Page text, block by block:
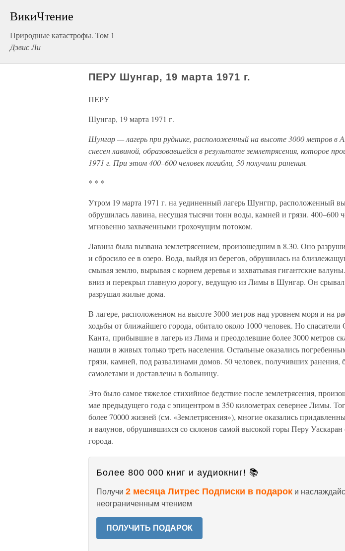
ВикиЧтение
Природные катастрофы. Том 1
Дэвис Ли
ПЕРУ Шунгар, 19 марта 1971 г.
ПЕРУ
Шунгар, 19 марта 1971 г.
Шунгар — лагерь при руднике, расположенный на высоте 3000 метров в
снесен лавиной, образовавшейся в результате землетрясения, которое
1971 г. При этом 400–600 человек погибли, 50 получили ранения.
* * *
Утром 19 марта 1971 г. на уединенный лагерь Шунгпр, расположенный
обрушилась лавина, несущая тысячи тонн воды, камней и грязи. 400–600
мгновенно захваченными грохочущим потоком.
Лавина была вызвана землетрясением, произошедшим в 8.30. Оно
и сбросило ее в озеро. Вода, выйдя из берегов, обрушилась на
смывая землю, вырывая с корнем деревья и захватывая гигантские
вниз и перекрыл главную дорогу, ведущую из Лимы в Шунгар. Он
разрушал жилые дома.
В лагере, расположенном на высоте 3000 метров над уровнем моря и на
ходьбы от ближайшего города, обитало около 1000 человек. Но спасатели
Канта, прибывшие в лагерь из Лима и преодолевшие более 3000 метров
нашли в живых только треть населения. Остальные оказались
грязи, камней, под развалинами домов. 50 человек, получивших
самолетами и доставлены в больницу.
Это было самое тяжелое стихийное бедствие после землетрясения,
мае предыдущего года с эпицентром в 350 километрах севернее Лимы.
более 70000 жизней (см. «Землетрясения»), многие оказались
и валунов, обрушившихся со склонов самой высокой горы Перу Уаскаран
города.
Более 800 000 книг и аудиокниг! 📚
Получи 2 месяца Литрес Подписки в подарок и
неограниченным чтением
ПОЛУЧИТЬ ПОДАРОК